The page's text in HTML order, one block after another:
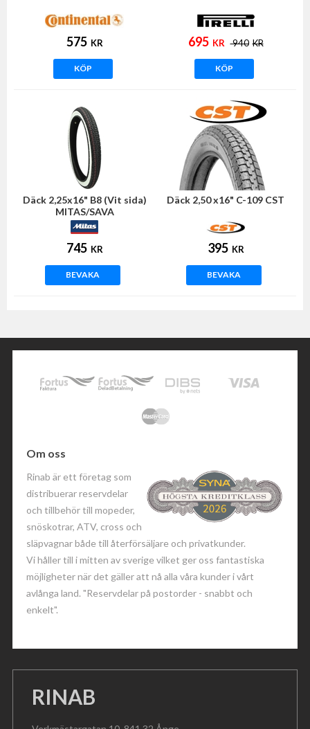
575 KR
KÖP
695 KR 940 KR
KÖP
Däck 2,25x16" B8 (Vit sida)
MITAS/SAVA
745 KR
BEVAKA
Däck 2,50 x16" C-109 CST
395 KR
BEVAKA
Om oss
Rinab är ett företag som
distribuerar reservdelar
och tillbehör till mopeder,
snöskotrar, ATV, cross och
släpvagnar både till återförsäljare och privatkunder.
Vi håller till i mitten av sverige vilket ger oss fantastiska
möjligheter när det gäller att nå alla våra kunder i vårt
avlånga land. "Reservdelar på postorder - snabbt och
enkelt".
RINAB